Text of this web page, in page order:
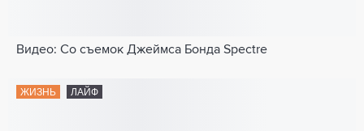
Видео: Со съемок Джеймса Бонда Spectre
ЖИЗНЬ ЛАЙФ